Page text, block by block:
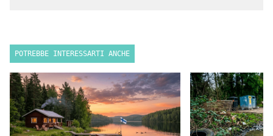
POTREBBE INTERESSARTI ANCHE